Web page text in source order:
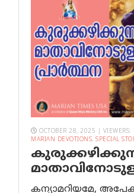
OCTOBER 28, 2025 | VIEWERS:
MARIAN DEVOTIONS, SPECIAL
കന്യാമറിയമേ,